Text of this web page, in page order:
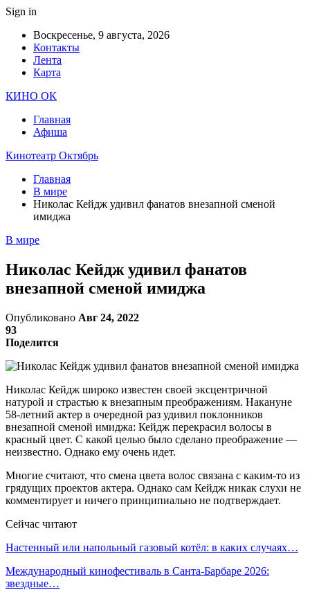
Sign in
Воскресенье, 9 августа, 2026
Контакты
Лента
Карта
КИНО ОК
Главная
Афиша
Кинотеатр Октябрь
Главная
В мире
Николас Кейдж удивил фанатов внезапной сменой
имиджа
В мире
Николас Кейдж удивил фанатов
внезапной сменой имиджа
Опубликовано Авг 24, 2022
93
Поделится
Николас Кейдж широко известен своей эксцентричной
натурой и страстью к внезапным преображениям. Накануне
58-летний актер в очередной раз удивил поклонников
внезапной сменой имиджа: Кейдж перекрасил волосы в
красный цвет. С какой целью было сделано преображение —
неизвестно. Однако ему очень идет.
Многие считают, что смена цвета волос связана с каким-то из
грядущих проектов актера. Однако сам Кейдж никак слухи не
комментирует и ничего принципиально не подтверждает.
Сейчас читают
Настенный или напольный газовый котёл: в каких случаях…
Международный кинофестиваль в Санта-Барбаре 2026:
звездные…